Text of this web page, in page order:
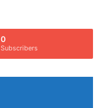
0
Subscribers